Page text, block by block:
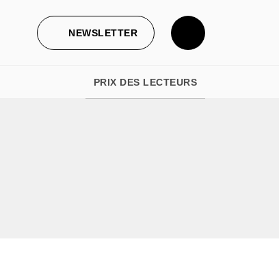
NEWSLETTER
PRIX DES LECTEURS